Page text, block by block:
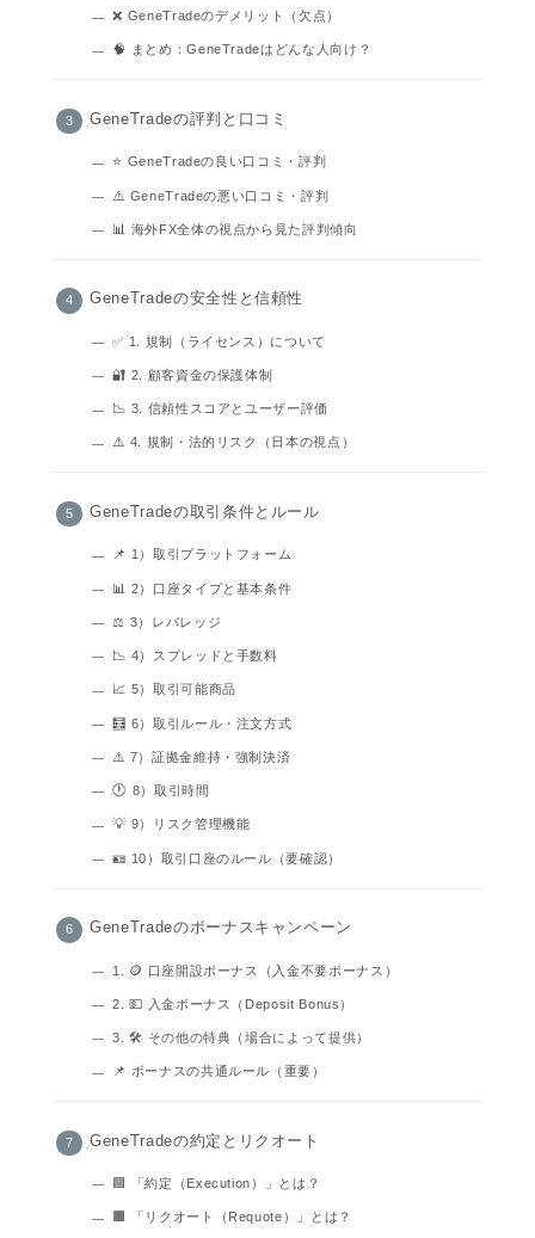
❌ GeneTradeのデメリット（欠点）
🧠 まとめ：GeneTradeはどんな人向け？
GeneTradeの評判と口コミ
⭐ GeneTradeの良い口コミ・評判
⚠️ GeneTradeの悪い口コミ・評判
📊 海外FX全体の視点から見た評判傾向
GeneTradeの安全性と信頼性
✅ 1. 規制（ライセンス）について
🔐 2. 顧客資金の保護体制
📉 3. 信頼性スコアとユーザー評価
⚠️ 4. 規制・法的リスク（日本の視点）
GeneTradeの取引条件とルール
📌 1）取引プラットフォーム
📊 2）口座タイプと基本条件
⚖️ 3）レバレッジ
📉 4）スプレッドと手数料
📈 5）取引可能商品
🧮 6）取引ルール・注文方式
⚠️ 7）証拠金維持・強制決済
🕐 8）取引時間
💡 9）リスク管理機能
🪪 10）取引口座のルール（要確認）
GeneTradeのボーナスキャンペーン
1. 🪙 口座開設ボーナス（入金不要ボーナス）
2. 💵 入金ボーナス（Deposit Bonus）
3. 🛠 その他の特典（場合によって提供）
📌 ボーナスの共通ルール（重要）
GeneTradeの約定とリクオート
🟦 「約定（Execution）」とは？
🟧 「リクオート（Requote）」とは？